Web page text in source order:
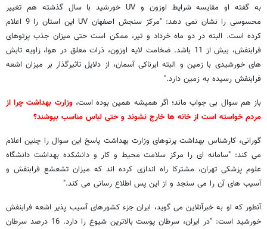
به گفته او مقایسه شرایط اوزون و UV خورشید با سال گذشته هم تغییر
محسوسی را نشان نمی دهد: "مرکز سنجش اصفهان UV این استان را 9 اعلام
کرده است. البته در دو ماه خرداد و تیر، ممکن است حتی میزان جذب پرتوهای
فرابنفش، بیش از 11 باشد. ضخامت لایه اوزون، ذرات معلق در هوا، زاویه تابش
های خورشیدی با زمین و البته ابرناکی آسمان، از دلایل تاثیرگذار بر میزان اشعه
فرابنفش رسیده به زمین دارد."
باز هم سوال بی جواب ماند؛ اگر همیشه همین بوده است،وزارت بهداشت چرا از
مردم خواسته است از خانه ها خارج نشوند و حتی لباس مناسب بپوشند؟
گورانی، کارشناس بهداشت پرتوهای وزارت بهداشت پاسخ این سوال را چنین اعلام
می کند: "سامانه ای را مرکز سلامت محیط و کار و دانشکده بهداشت دانشگاه
علوم پزشکی تهران، مشترکا راه اندازی کرده اند که میزان تشعشع فرابنفش و
آسیب های آن را می سنجد و از این پس اطلاع رسانی می کند."
آنطور که او به خبرآنلاین می گوید، ایران جزء کشورهای آسیب پذیر اشعه فرابنفش
خورشید است: "در ایران، سرطان پوست بالاترین شیوع را دارد. 16 درصد سرطان